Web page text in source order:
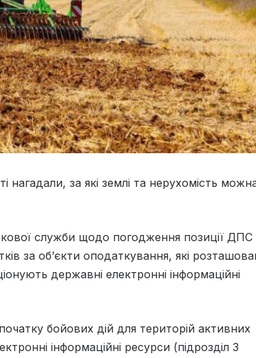
нагадали, за які землі та нерухомість
служби щодо погодження позиції ДПС
за об’єкти оподаткування, які
державні електронні інформаційні
бойових дій для територій активних
інформаційні ресурси (підрозділ 3